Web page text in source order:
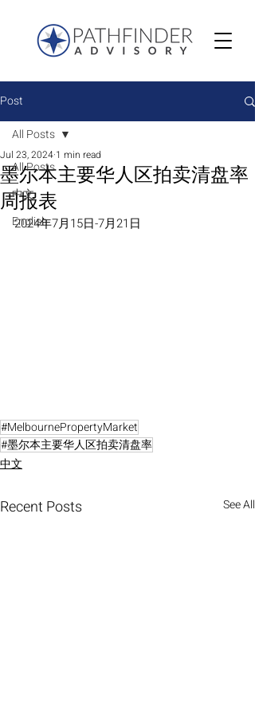
Post
All Posts
中文
English
All Posts
墨尔本主要华人区拍卖清盘率
周报表
Jul 23, 2024 1 min read
2024年7月15日-7月21日
#MelbournePropertyMarket
#墨尔本主要华人区拍卖清盘率
中文
Recent Posts See All